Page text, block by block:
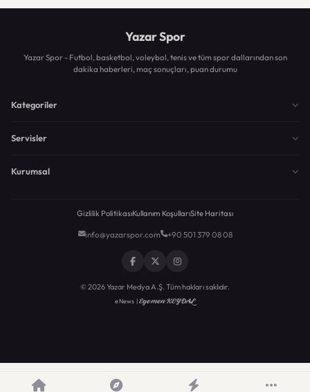
Yazar Spor
Yazar Spor - Futbol, basketbol, voleybol, tenis ve tüm spor dallarından son
dakika haberleri, maç sonuçları, puan durumu
Kategoriler
Servisler
Kurumsal
Gizlilik PolitikasıKullanım KoşullarıSite Haritası
info@yazarspor.com +90 501 379 08 08
© 2026 Yazar Medya A.Ş. Tüm hakları saklıdır.
eNews |Egemen KEYDAL